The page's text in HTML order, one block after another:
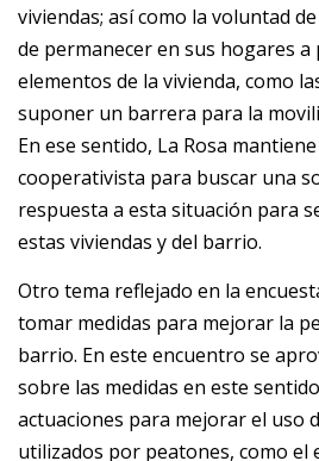
viviendas; así como la voluntad
de permanecer en sus hogares
elementos de la vivienda, como
suponer un barrera para la
En ese sentido, La Rosa
cooperativista para buscar una
respuesta a esta situación para
estas viviendas y del barrio.
Otro tema reflejado en la
tomar medidas para mejorar la
barrio. En este encuentro se
sobre las medidas en este
actuaciones para mejorar el uso
utilizados por peatones, como el